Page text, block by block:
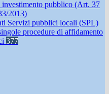
investimento pubblico (Art. 37
2013)
Servizi pubblici locali (SPL)
procedure di affidamento
377